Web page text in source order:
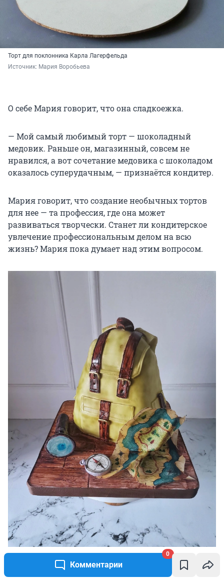
Комментарии
0
Торт для поклонника Карла Лагерфельда
Источник: Мария Воробьева
О себе Мария говорит, что она сладкоежка.
— Мой самый любимый торт — шоколадный
медовик. Раньше он, магазинный, совсем не
нравился, а вот сочетание медовика с шоколадом
оказалось суперудачным, — признаётся кондитер.
Мария говорит, что создание необычных тортов
для нее — та профессия, где она может
развиваться творчески. Станет ли кондитерское
увлечение профессиональным делом на всю
жизнь? Мария пока думает над этим вопросом.
Мария Воробьева